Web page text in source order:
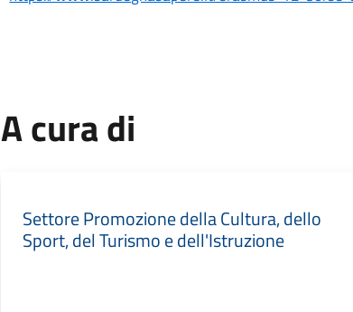
A cura di
Settore Promozione della Cultura, dello
Sport, del Turismo e dell'Istruzione